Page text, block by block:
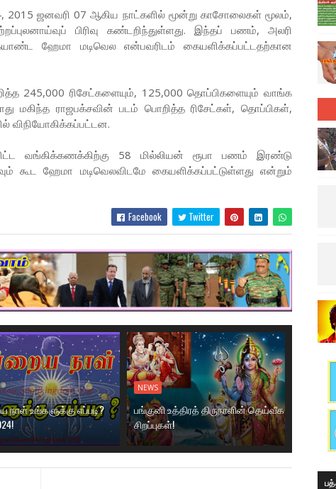
2015 ஜனவரி 07 ஆகிய நாட்களில் மூன்று காசோலைகள் மூலம்,
பிரிவு கண்டறிந்துள்ளது. இந்தப் பணம், அலரி
ஹேமா மடிவெல என்பவரிடம் கையளிக்கப்பட்டதற்கான
245,000 ரிசேட்களையும், 125,000 தொப்பிகளையும் வாங்க
மகிந்த ராஜபக்சவின் படம் பொறித்த ரிசேட்கள், தொப்பிகள்,
விநியோகிக்கப்பட்டன.
வங்கிக்கணக்கிற்கு 58 மில்லியன் ரூபா பணம் இரண்டு
கூட ஹேமா மடிவெலவிடமே கையளிக்கப்பட்டுள்ளது என்றும்
Facebook Twitter
உங்களுக்கு எப்படி?
NEWS
பங்குனி உத்திரத் திருநாளின் தெய்வீக
சிறப்புகள்!